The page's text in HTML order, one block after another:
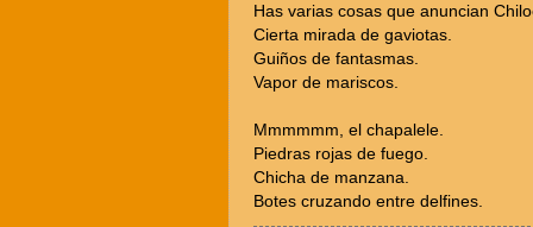
Has varias cosas que anuncian
Cierta mirada de gaviotas.
Guiños de fantasmas.
Vapor de mariscos.
Mmmmmm, el chapalele.
Piedras rojas de fuego.
Chicha de manzana.
Botes cruzando entre delfines.